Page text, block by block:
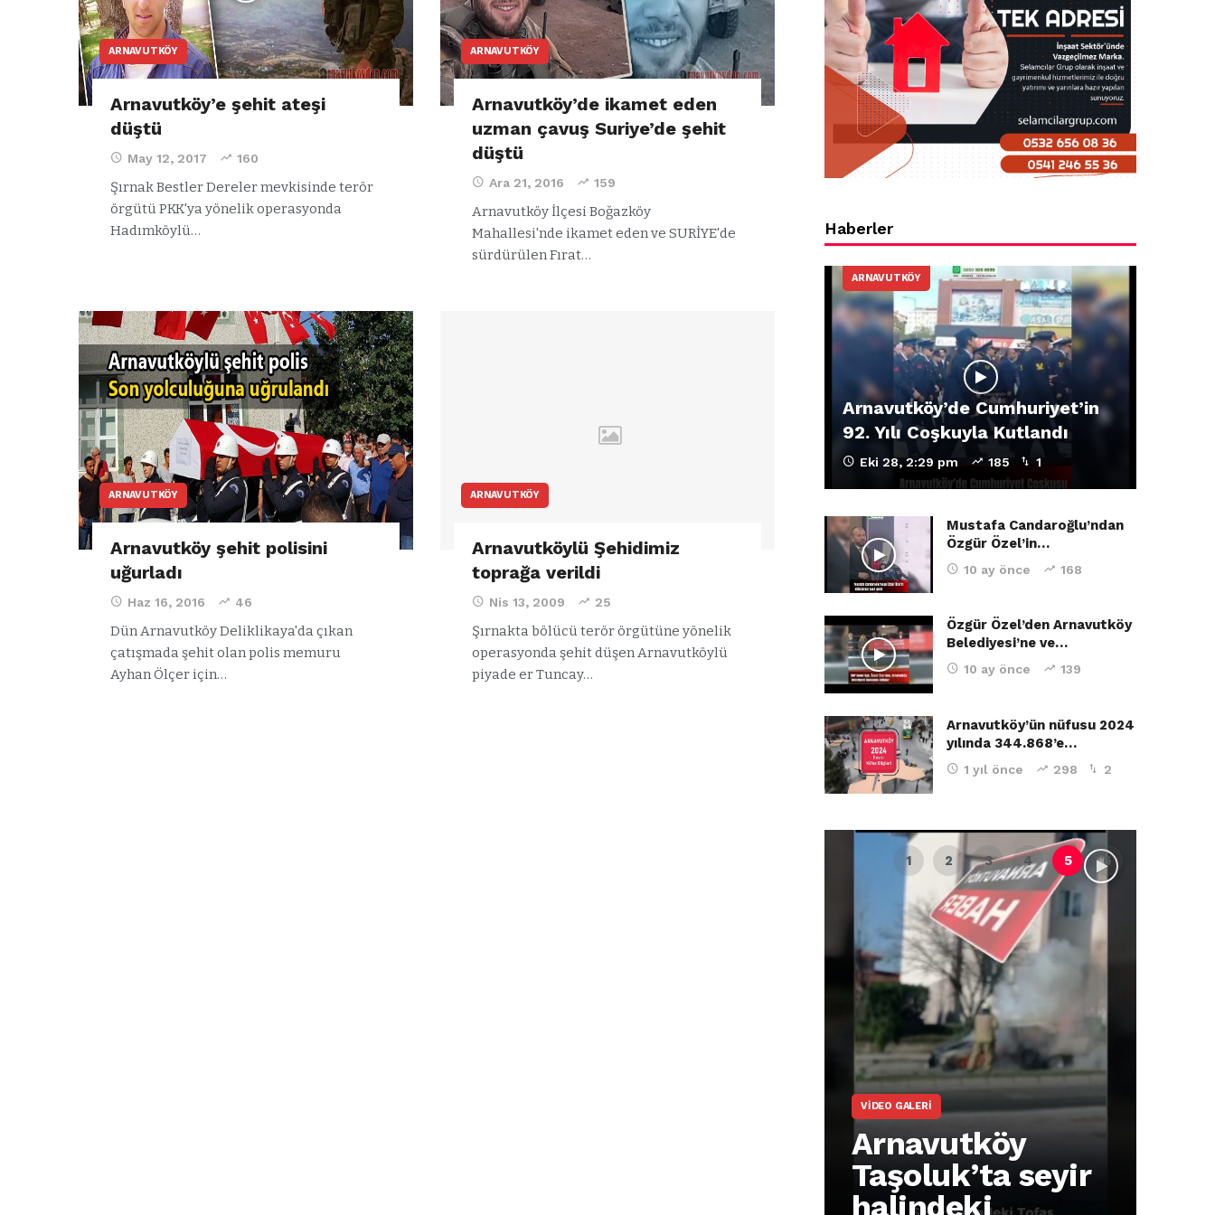
ARNAVUTKÖY
Arnavutköy’e şehit ateşi
düştü
May 12, 2017 160
Şırnak Bestler Dereler mevkisinde terör
örgütü PKK'ya yönelik operasyonda
Hadımköylü…
ARNAVUTKÖY
Arnavutköy’de ikamet eden
uzman çavuş Suriye’de şehit
düştü
Ara 21, 2016 159
Arnavutköy İlçesi Boğazköy
Mahallesi'nde ikamet eden ve SURİYE'de
sürdürülen Fırat…
ARNAVUTKÖY
Arnavutköy şehit polisini
uğurladı
Haz 16, 2016 46
Dün Arnavutköy Deliklikaya'da çıkan
çatışmada şehit olan polis memuru
Ayhan Ölçer için…
ARNAVUTKÖY
Arnavutköylü Şehidimiz
toprağa verildi
Nis 13, 2009 25
Şırnakta bölücü terör örgütüne yönelik
operasyonda şehit düşen Arnavutköylü
piyade er Tuncay…
Haberler
ARNAVUTKÖY
Arnavutköy’de Cumhuriyet’in
92. Yılı Coşkuyla Kutlandı
Eki 28, 2:29 pm 185 1
Mustafa Candaroğlu’ndan
Özgür Özel’in…
10 ay önce 168
Özgür Özel’den Arnavutköy
Belediyesi’ne ve…
10 ay önce 139
Arnavutköy’ün nüfusu 2024
yılında 344.868’e…
1 yıl önce 298 2
VIDEO GALERI
Arnavutköy
Taşoluk’ta seyir
halindeki